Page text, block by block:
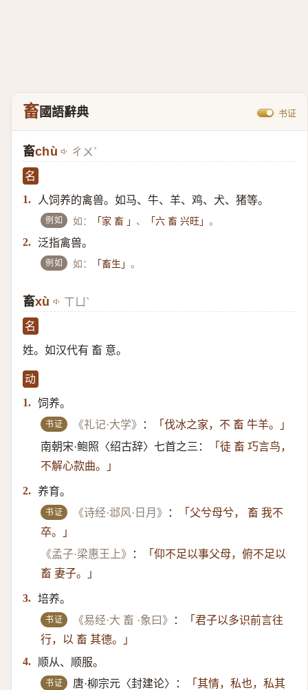
畜國語辭典 书证
畜chù ㄔㄨˋ
名
1.
人饲养的禽兽。如马、牛、羊、鸡、犬、猪等。
例如 如： 「家 畜 」 、 「六 畜 兴旺」。
2. 泛指禽兽。
例如 如： 「畜生」。
畜xù ㄒㄩˋ
名
姓。如汉代有 畜 意。
动
1. 饲养。
书证 《礼记·大学》 ：
「伐冰之家，不 畜 牛羊。」
南朝宋·鲍照〈绍古辞〉七首之三：
「徒 畜 巧言鸟，
不解心款曲。」
2. 养育。
书证 《诗经·邶风·日月》 ：
「父兮母兮， 畜 我不
卒。」
《孟子·梁惠王上》
：
「仰不足以事父母，俯不足以
畜 妻子。」
3. 培养。
书证 《易经·大 畜 ·象曰》 ：
「君子以多识前言往
行，以 畜 其德。」
4.
顺从、顺服。
书证 唐·柳宗元〈封建论〉：
「其情，私也，私其